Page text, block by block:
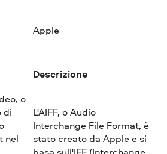
o
di
nel
Apple
Descrizione
L'AIFF, o Audio
Interchange File Format, è
stato creato da Apple e si
basa sull'IFF (Interchange